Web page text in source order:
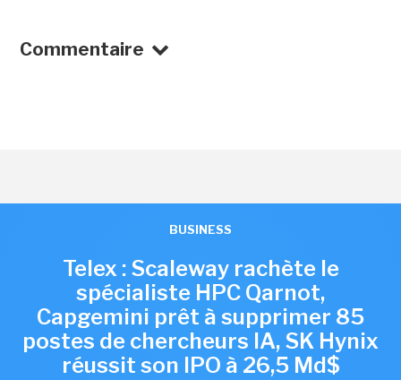
Commentaire
BUSINESS
Telex : Scaleway rachète le
spécialiste HPC Qarnot,
Capgemini prêt à supprimer 85
postes de chercheurs IA, SK Hynix
réussit son IPO à 26,5 Md$